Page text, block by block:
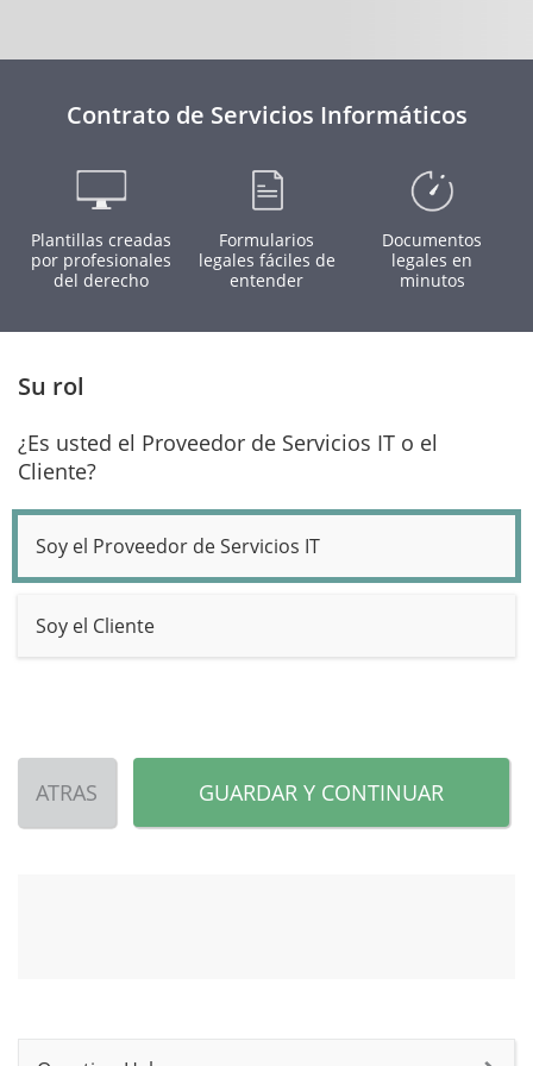
Contrato de Servicios Informáticos
Plantillas creadas
por profesionales
del derecho
Formularios
legales fáciles de
entender
Documentos
legales en
minutos
Su rol
¿Es usted el Proveedor de Servicios IT o el
Cliente?
Soy el Proveedor de Servicios IT
Soy el Cliente
ATRAS GUARDAR Y CONTINUAR